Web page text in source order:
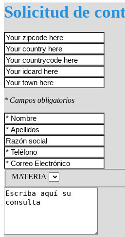
Solicitud de
* Campos obligatorios
MATERIA